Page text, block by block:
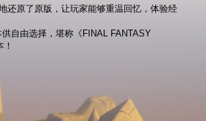
还原了原版，让玩家能够重温回忆，体验经
自由选择，堪称《FINAL FANTASY